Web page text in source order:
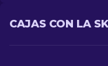
CAJAS CON LA